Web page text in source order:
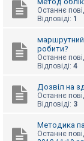
е
ш
Останнє
Відповіді: 1
маршрутний
робити?
Останнє
Відповіді: 4
Дозвіл на
Останнє
Відповіді: 3
Методика
Останнє